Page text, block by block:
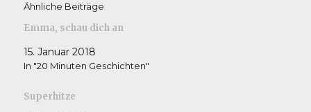
Ähnliche Beiträge
Emma, schau dich an
15. Januar 2018
In "20 Minuten Geschichten"
Superhitze